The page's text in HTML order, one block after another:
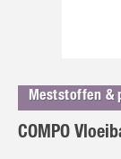
Meststoffen &
COMPO